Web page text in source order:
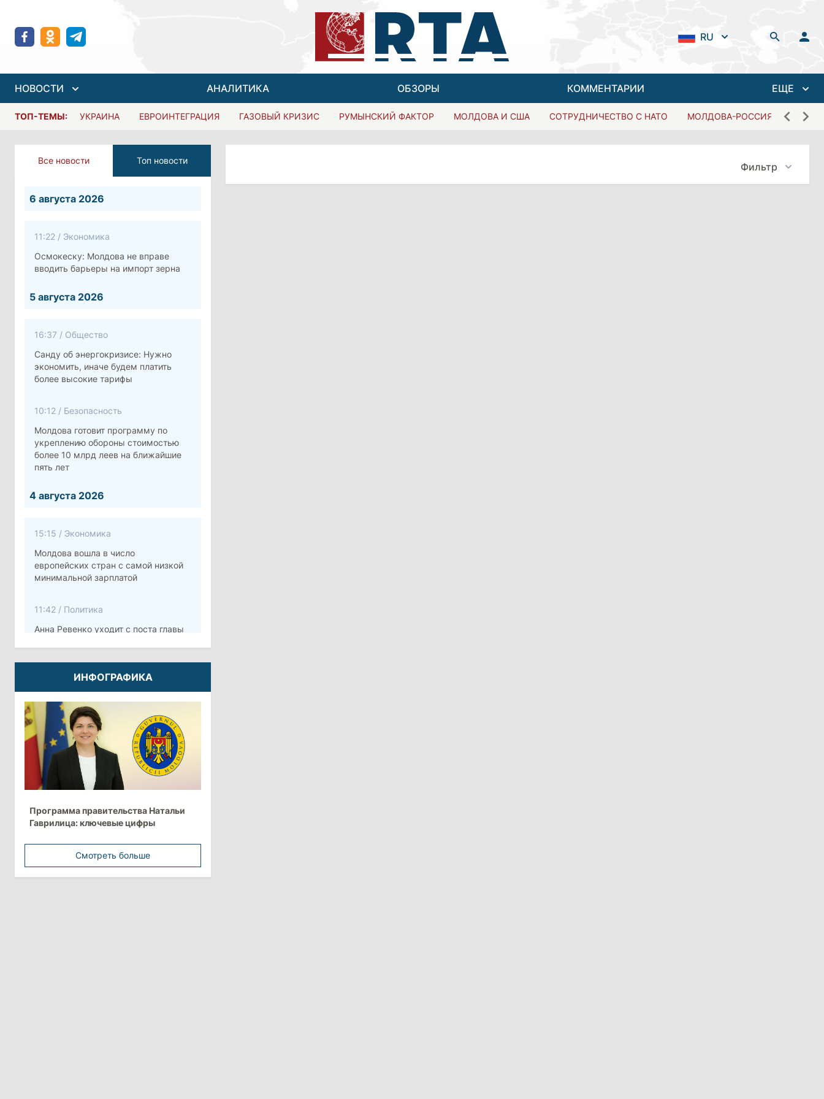
RU
НОВОСТИ АНАЛИТИКА ОБЗОРЫ КОММЕНТАРИИ ЕЩЕ
ТОП-ТЕМЫ: УКРАИНА ЕВРОИНТЕГРАЦИЯ ГАЗОВЫЙ КРИЗИС РУМЫНСКИЙ ФАКТОР МОЛДОВА И США СОТРУДНИЧЕСТВО С НАТО МОЛДОВА-РОССИЯ
Все новости Топ новости
6 августа 2026
11:22 / Экономика
Осмокеску: Молдова не вправе
вводить барьеры на импорт зерна
5 августа 2026
16:37 / Общество
Санду об энергокризисе: Нужно
экономить, иначе будем платить
более высокие тарифы
10:12 / Безопасность
Молдова готовит программу по
укреплению обороны стоимостью
более 10 млрд леев на ближайшие
пять лет
4 августа 2026
15:15 / Экономика
Молдова вошла в число
европейских стран с самой низкой
минимальной зарплатой
11:42 / Политика
Анна Ревенко уходит с поста главы
3 августа 2026
15:26 /Политика
Власти Молдовы проверят
обстоятельства выдачи виз
афганской делегации
Energocom стала первой компанией
Молдовы с выручкой свыше
31 июля 2026
ИНФОГРАФИКА
Программа правительства Натальи
Гаврилица: ключевые цифры
Смотреть больше
Фильтр